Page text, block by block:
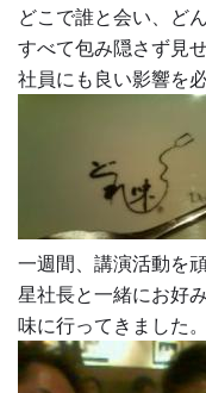
どこで誰と会い、ど
すべて包み隠さず見せ
社員にも良い影響を
一週間、講演活動を
星社長と一緒にお好
味に行ってきました。